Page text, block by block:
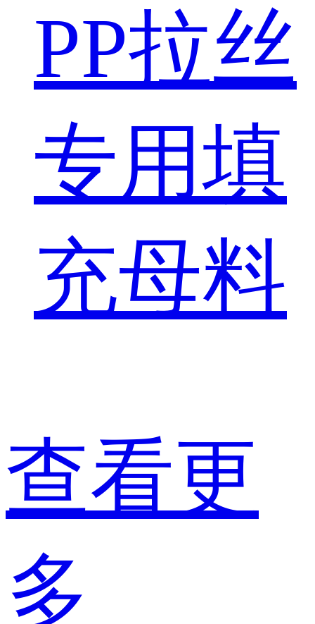
PP拉丝
专用填
充母料
查看更
多